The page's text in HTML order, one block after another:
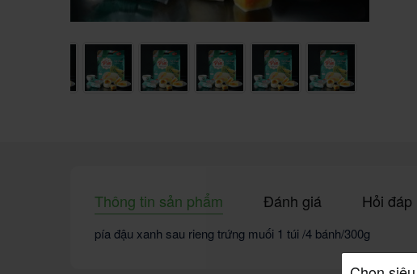
Thông tin sản phẩm Đánh giá Hỏi đáp
pía đậu xanh sau rieng trứng muối 1 túi /4 bánh/300g